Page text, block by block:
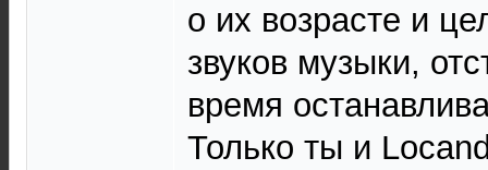
о их возрасте и
звуков музыки,
время
Только ты и